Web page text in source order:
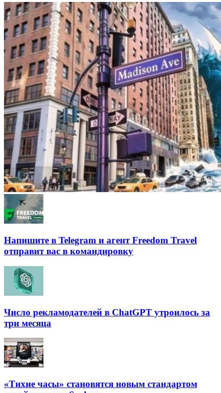
Напишите в Telegram и агент Freedom Travel
отправит вас в командировку
Число рекламодателей в ChatGPT утроилось за
три месяца
«Тихие часы» становятся новым стандартом